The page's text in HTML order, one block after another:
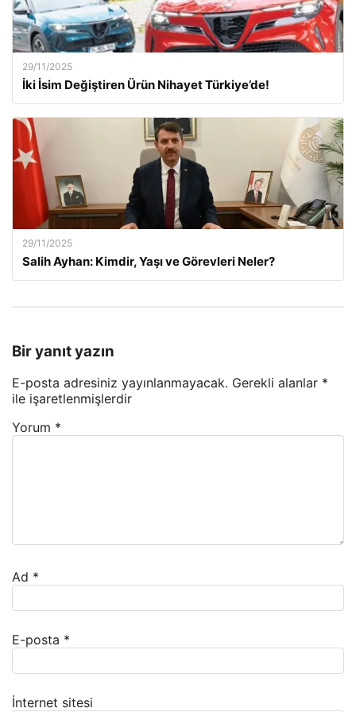
29/11/2025
İki İsim Değiştiren Ürün Nihayet Türkiye’de!
29/11/2025
Salih Ayhan: Kimdir, Yaşı ve Görevleri Neler?
Bir yanıt yazın
E-posta adresiniz yayınlanmayacak. Gerekli alanlar *
ile işaretlenmişlerdir
Yorum *
Ad *
E-posta *
İnternet sitesi